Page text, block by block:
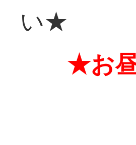
い★
★お昼